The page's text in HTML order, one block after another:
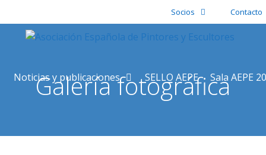
Socios Contacto
Noticias y publicaciones SELLO AEPE Sala AEPE
Galería fotográfica